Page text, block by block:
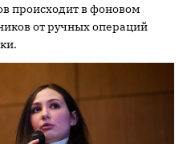
происходит в фоновом
от ручных операций